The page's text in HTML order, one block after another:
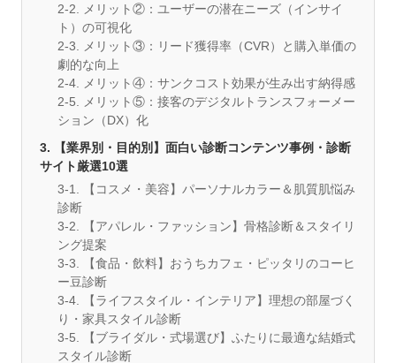
2-2. メリット②：ユーザーの潜在ニーズ（インサイ
ト）の可視化
2-3. メリット③：リード獲得率（CVR）と購入単価の
劇的な向上
2-4. メリット④：サンクコスト効果が生み出す納得感
2-5. メリット⑤：接客のデジタルトランスフォーメー
ション（DX）化
3. 【業界別・目的別】面白い診断コンテンツ事例・診断
サイト厳選10選
3-1. 【コスメ・美容】パーソナルカラー＆肌質肌悩み
診断
3-2. 【アパレル・ファッション】骨格診断＆スタイリ
ング提案
3-3. 【食品・飲料】おうちカフェ・ピッタリのコーヒ
ー豆診断
3-4. 【ライフスタイル・インテリア】理想の部屋づく
り・家具スタイル診断
3-5. 【ブライダル・式場選び】ふたりに最適な結婚式
スタイル診断